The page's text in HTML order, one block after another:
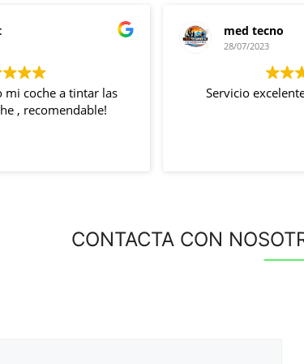
Recomendable.
Aaron
27/07/2023
Una organización
CONTACTA CON